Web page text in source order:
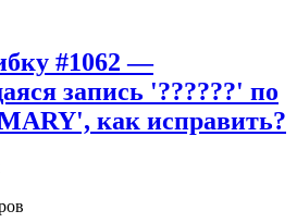
#1062 —
запись '??????' по
как исправить?